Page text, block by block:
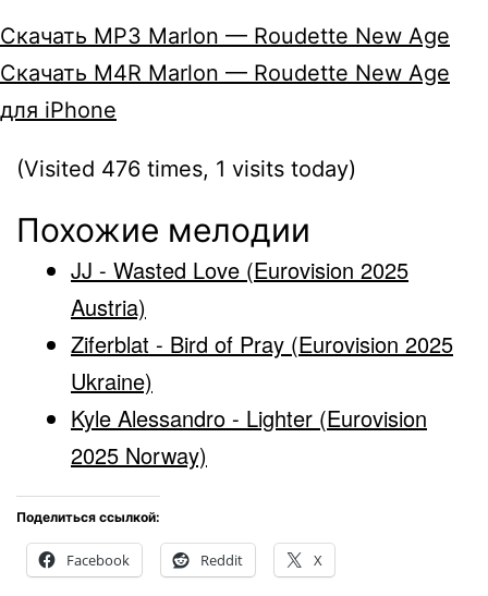
Скачать MP3 Marlon — Roudette New Age
Скачать M4R Marlon — Roudette New Age
для iPhone
(Visited 476 times, 1 visits today)
Похожие мелодии
JJ - Wasted Love (Eurovision 2025
Austria)
Ziferblat - Bird of Pray (Eurovision 2025
Ukraine)
Kyle Alessandro - Lighter (Eurovision
2025 Norway)
Поделиться ссылкой:
Facebook Reddit X